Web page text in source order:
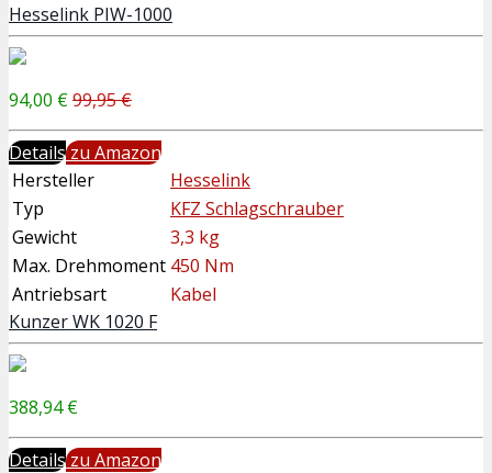
Hesselink PIW-1000
94,00 €99,95 €
Detailszu Amazon
Hersteller
Hesselink
Typ
KFZ Schlagschrauber
Gewicht
3,3 kg
Max. Drehmoment 450 Nm
Antriebsart
Kabel
Kunzer WK 1020 F
388,94 €
Detailszu Amazon